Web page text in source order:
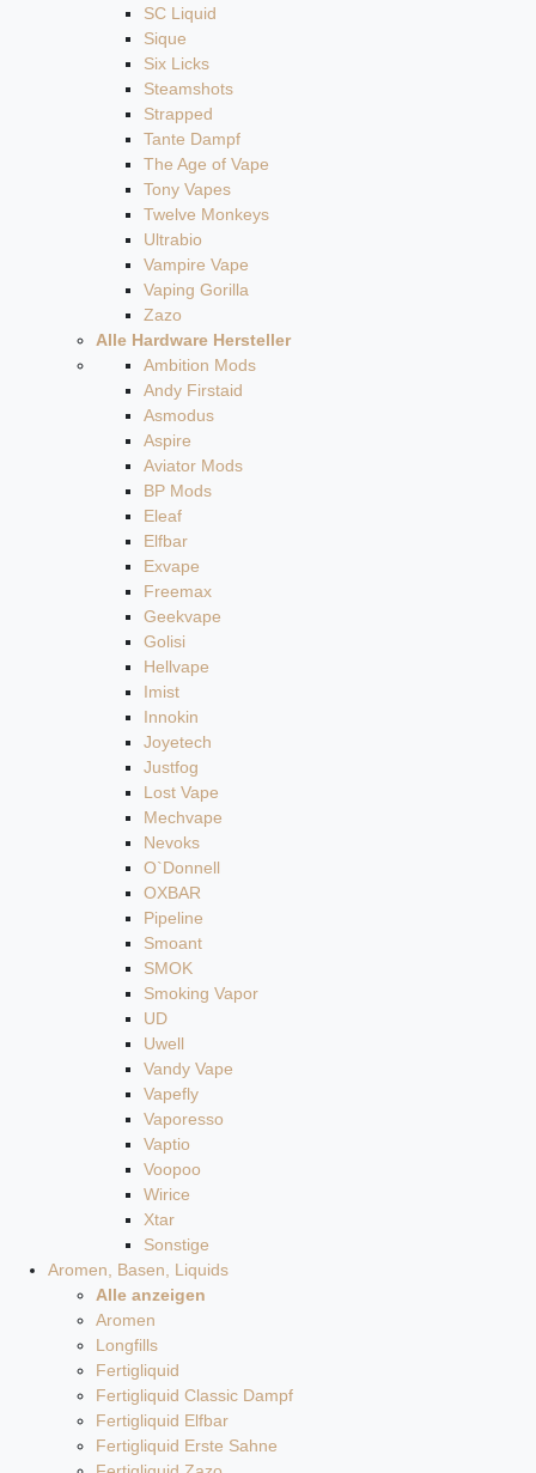
SC Liquid
Sique
Six Licks
Steamshots
Strapped
Tante Dampf
The Age of Vape
Tony Vapes
Twelve Monkeys
Ultrabio
Vampire Vape
Vaping Gorilla
Zazo
Alle Hardware Hersteller
Ambition Mods
Andy Firstaid
Asmodus
Aspire
Aviator Mods
BP Mods
Eleaf
Elfbar
Exvape
Freemax
Geekvape
Golisi
Hellvape
Imist
Innokin
Joyetech
Justfog
Lost Vape
Mechvape
Nevoks
O`Donnell
OXBAR
Pipeline
Smoant
SMOK
Smoking Vapor
UD
Uwell
Vandy Vape
Vapefly
Vaporesso
Vaptio
Voopoo
Wirice
Xtar
Sonstige
Aromen, Basen, Liquids
Alle anzeigen
Aromen
Longfills
Fertigliquid
Fertigliquid Classic Dampf
Fertigliquid Elfbar
Fertigliquid Erste Sahne